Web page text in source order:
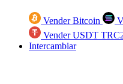
Vender Bitcoin
Vender USDT
Intercambiar